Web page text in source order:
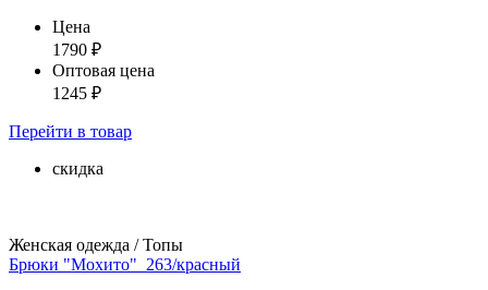
Цена
1790 ₽
Оптовая цена
1245 ₽
Перейти в товар
скидка
Женская одежда / Топы
Брюки "Мохито"_263/красный